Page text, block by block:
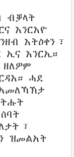
ብቓላት
እንርእዮ
እትዕቀን፣
እንርኢ።
ሓደ
ዝመልአት